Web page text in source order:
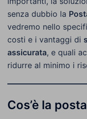
senza dubbio la
vedremo nello
costi e i vantaggi di
assicurata, e quali
ridurre al minimo i
Cos’è la